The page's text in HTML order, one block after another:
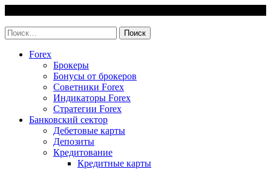
content
Найти:
Forex
Брокеры
Бонусы от брокеров
Советники Forex
Индикаторы Forex
Стратегии Forex
Банковский сектор
Дебетовые карты
Депозиты
Кредитование
Кредитные карты